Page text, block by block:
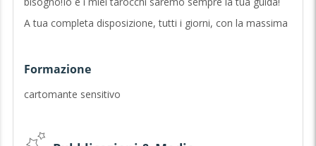
A tua completa disposizione, tutti i giorni, con la massima
Chiamami e affidati a me con tranquillita' e serenita'.
Non ti daro' solo risposte, ma anche soluzioni!
Formazione
cartomante sensitivo